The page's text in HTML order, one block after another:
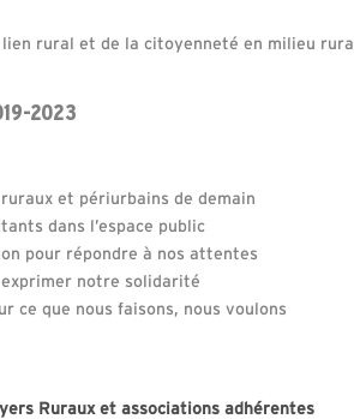
rural et de la citoyenneté en milieu
2023
et périurbains de demain
dans l’espace public
pour répondre à nos attentes
notre solidarité
ce que nous faisons, nous voulons
Ruraux et associations adhérentes